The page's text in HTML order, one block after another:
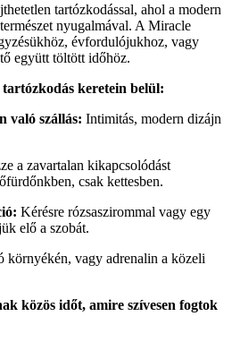
tartózkodással, ahol a modern
nyugalmával. A Miracle
évfordulójukhoz, vagy
együtt töltött időhöz.
keretein belül:
való szállás: Intimitás, modern dizájn
a zavartalan kikapcsolódást
csak kettesben.
Kérésre rózsaszirommal vagy egy
elő a szobát.
környékén, vagy adrenalin a közeli
közös időt, amire szívesen fogtok